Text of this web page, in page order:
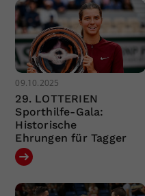
09.10.2025
29. LOTTERIEN
Sporthilfe-Gala:
Historische
Ehrungen für Tagger